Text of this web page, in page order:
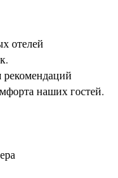
отелей
рекомендаций
наших гостей.